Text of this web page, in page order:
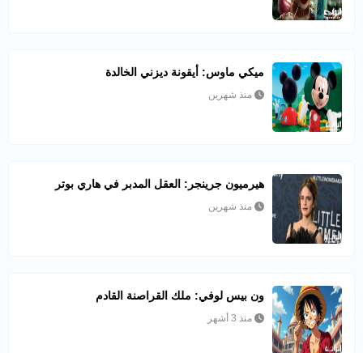
ميكي ماوس: أيقونة ديزني الخالدة
منذ شهرين
هيرميون جرينجر: العقل المدبر في هاري بوتر
منذ شهرين
ون بيس لوفي: ملك القراصنة القادم
منذ 3 أشهر